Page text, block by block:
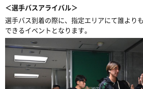
＜選手バスアライバル＞
選手バス到着の際に、指定エリアにて誰より
できるイベントとなります。